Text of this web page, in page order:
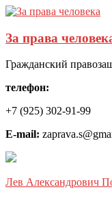
За права
Гражданский
телефон:
+7 (925) 302-91-99
E-mail:
Лев Александрович